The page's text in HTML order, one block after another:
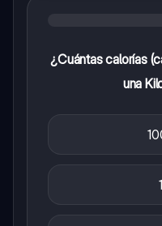
¿Cuántas calorías
una